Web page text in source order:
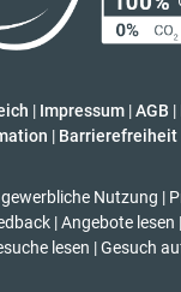
| Impressum |AGB |
| Barrierefreiheit
Nutzung |
| Angebote lesen |
lesen | Gesuch